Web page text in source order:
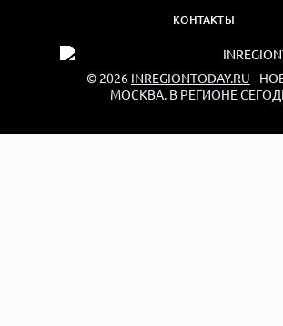
КОНТАКТЫ
© 2026 INREGIONTODAY.RU -
МОСКВА. В РЕГИОНЕ